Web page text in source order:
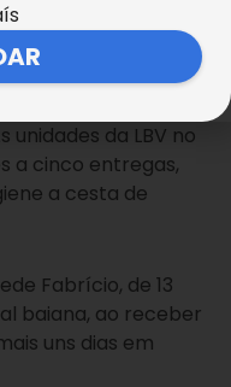
Bala, do programa
quarta-feira, 1º de
unidades da LBV no
a cinco entregas,
a cesta de
Fabrício, de 13
baiana, ao receber
uns dias em